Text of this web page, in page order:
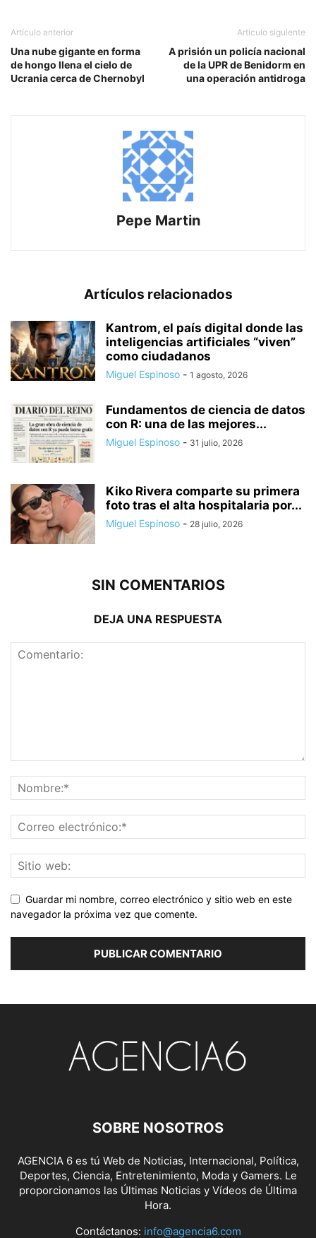
Artículo anterior
Una nube gigante en forma
de hongo llena el cielo de
Ucrania cerca de Chernobyl
Artículo siguiente
A prisión un policía nacional
de la UPR de Benidorm en
una operación antidroga
Pepe Martin
Artículos relacionados
Kantrom, el país digital donde las
inteligencias artificiales “viven”
como ciudadanos
Miguel Espinoso - 1 agosto, 2026
Fundamentos de ciencia de datos
con R: una de las mejores...
Miguel Espinoso - 31 julio, 2026
Kiko Rivera comparte su primera
foto tras el alta hospitalaria por...
Miguel Espinoso - 28 julio, 2026
SIN COMENTARIOS
DEJA UNA RESPUESTA
Guardar mi nombre, correo electrónico y sitio web en este
navegador la próxima vez que comente.
SOBRE NOSOTROS
AGENCIA 6 es tú Web de Noticias, Internacional, Política,
Deportes, Ciencia, Entretenimiento, Moda y Gamers. Le
proporcionamos las Últimas Noticias y Vídeos de Última
Hora.
Contáctanos: info@agencia6.com